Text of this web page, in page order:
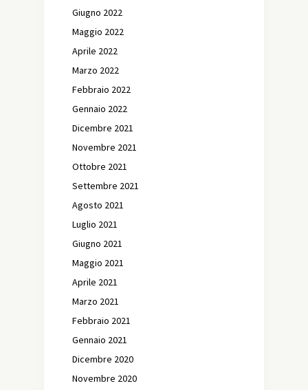
Giugno 2022
Maggio 2022
Aprile 2022
Marzo 2022
Febbraio 2022
Gennaio 2022
Dicembre 2021
Novembre 2021
Ottobre 2021
Settembre 2021
Agosto 2021
Luglio 2021
Giugno 2021
Maggio 2021
Aprile 2021
Marzo 2021
Febbraio 2021
Gennaio 2021
Dicembre 2020
Novembre 2020